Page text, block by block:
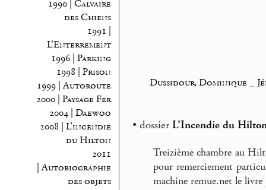
1990 | Calvaire
des Chiens
1991 |
L’Enterrement
1996 | Parking
1998 | Prison
1999 | Autoroute
2000 | Paysage Fer
2004 | Daewoo
2008 | L’incendie
du Hilton
2011
| Autobiographie
des objets
Dussidour, Dominique
• dossierL’Incendie du
Treizième chambre au
pour remerciement
machine remue.net le